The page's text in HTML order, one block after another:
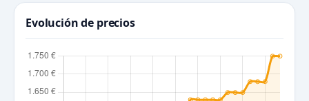
Evolución de precios